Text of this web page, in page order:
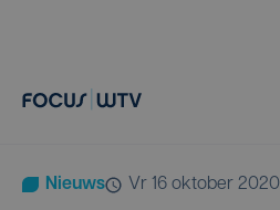
Nieuws vr 16 oktober 2020